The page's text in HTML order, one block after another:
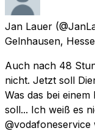
Jan Lauer
Gelnhausen, Hesse
Auch nach 48
nicht. Jetzt soll
Was das bei
soll... Ich weiß es
@vodafoneservice